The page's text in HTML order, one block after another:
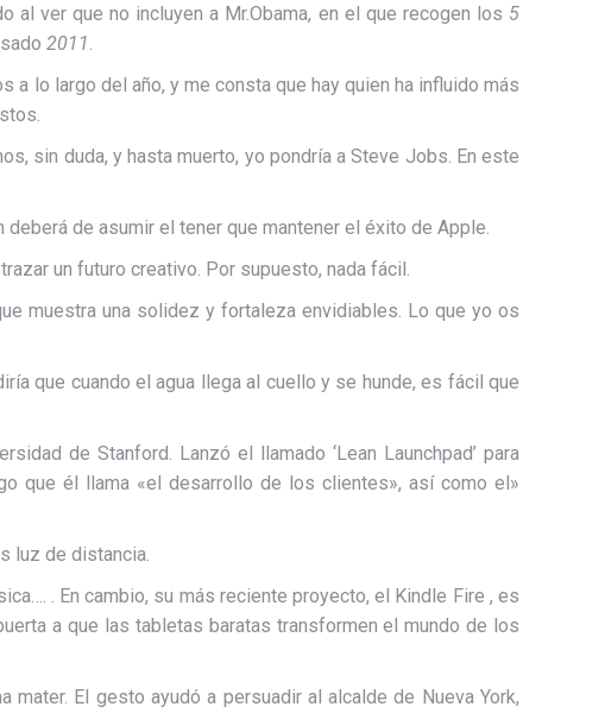
al ver que no incluyen a Mr.Obama, en el que recogen los 5
2011.
a lo largo del año, y me consta que hay quien ha influido más
sin duda, y hasta muerto, yo pondría a Steve Jobs. En este
deberá de asumir el tener que mantener el éxito de Apple.
un futuro creativo. Por supuesto, nada fácil.
muestra una solidez y fortaleza envidiables. Lo que yo os
que cuando el agua llega al cuello y se hunde, es fácil que
de Stanford. Lanzó el llamado ‘Lean Launchpad’ para
que él llama «el desarrollo de los clientes», así como el»
luz de distancia.
. En cambio, su más reciente proyecto, el Kindle Fire , es
a que las tabletas baratas transformen el mundo de los
El gesto ayudó a persuadir al alcalde de Nueva York,